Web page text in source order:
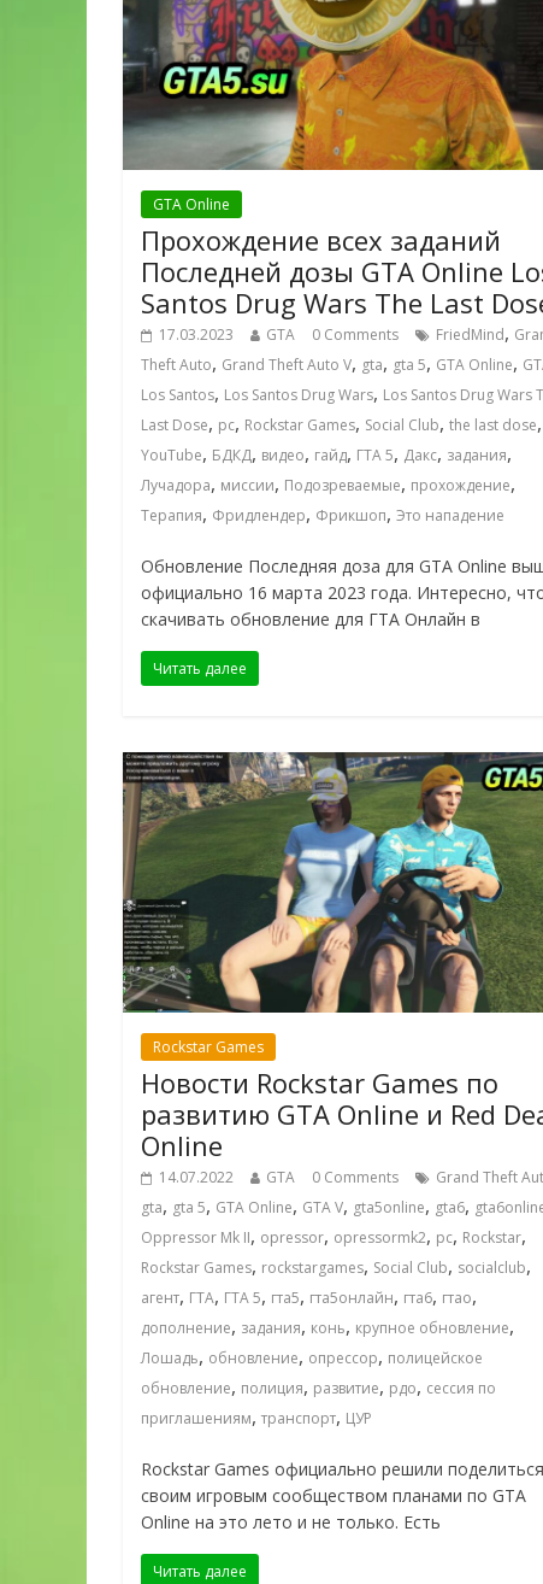
GTA Online
Прохождение всех заданий
Последней дозы GTA Online
Santos Drug Wars The Last
17.03.2023 GTA 0 Comments FriedMind,
Theft Auto, Grand Theft Auto V, gta, gta 5, GTA Online,
Los Santos, Los Santos Drug Wars, Los Santos Drug Wars
Last Dose, pc, Rockstar Games, Social Club, the last dose,
YouTube, БДКД, видео, гайд, ГТА 5, Дакс, задания,
Лучадора, миссии, Подозреваемые, прохождение,
Терапия, Фридлендер, Фрикшоп, Это нападение
Обновление Последняя доза для GTA Online
официально 16 марта 2023 года. Интересно,
скачивать обновление для ГТА Онлайн в
Читать далее
Rockstar Games
Новости Rockstar Games по
развитию GTA Online и Red
Online
14.07.2022 GTA 0 Comments Grand Theft
gta, gta 5, GTA Online, GTA V, gta5online, gta6,
Oppressor Mk II, opressor, opressormk2, pc, Rockstar,
Rockstar Games, rockstargames, Social Club, socialclub,
агент, ГТА, ГТА 5, гта5, гта5онлайн, гта6, гтао,
дополнение, задания, конь, крупное обновление,
Лошадь, обновление, опрессор, полицейское
обновление, полиция, развитие, рдо, сессия по
приглашениям, транспорт, ЦУР
Rockstar Games официально решили
своим игровым сообществом планами по GTA
Online на это лето и не только. Есть
Читать далее